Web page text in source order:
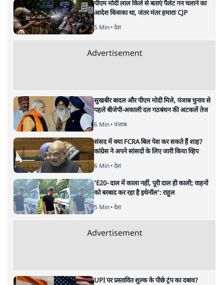
आरपीएन सिंह को अपने पाले में करके बीजेपी क्या पूर्वांचल में
ओबीसी वोटबैंक में लगी सेंध की भरपाई कर पाएगी?
कांग्रेस ने उन्हें अपने स्टार प्रचारकों की सूची में रखा था। उत्तर प्रदेश
की राजनीति में चुनाव जातीय गणित में सिमटता है, इसलिए
स्वाभाविक रूप से आरपीएन की जाति की चर्चा सर्वाधिक है।
विभिन्न समाचार माध्यमों में यह चर्चा गर्म रही कि आखिर आरपीएन
की जाति क्या है और पूर्वांचल में उनकी जाति का कितना असर है।
पूर्वी उत्तर प्रदेश के गोरखपुर, महराजगंज, देवरिया, कुशीनगर, मऊ,
आजमगढ़, खलीलाबाद और बस्ती के कुछ इलाकों में सैंथवार जाति
बहुलता से पाई जाती है। यह मूल रूप से खेती बाड़ी से जुड़ी जाति
जमींदारियां रही हैं। सैंथवार जाति का एक अपना अलग अस्तित्व
1990 तक अखिल भारतीय क्षत्रिय महासभा की गोरखपुर इकाई में